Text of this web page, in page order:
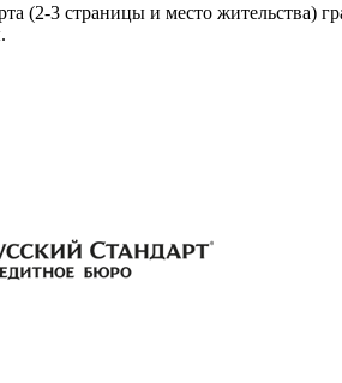
(2-3 страницы и место жительства)